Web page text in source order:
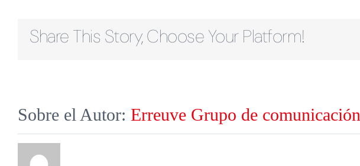
Share This Story, Choose Your Platform!
Sobre el Autor: Erreuve Grupo de comunicación